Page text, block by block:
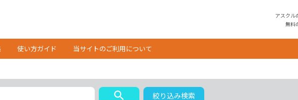
アスクル
無料
使い方ガイド 当サイトのご利用について
search 絞り込み検索